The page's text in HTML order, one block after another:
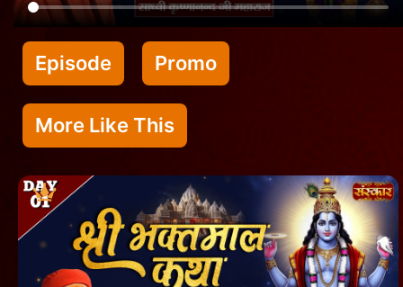
Episode Promo
More Like This